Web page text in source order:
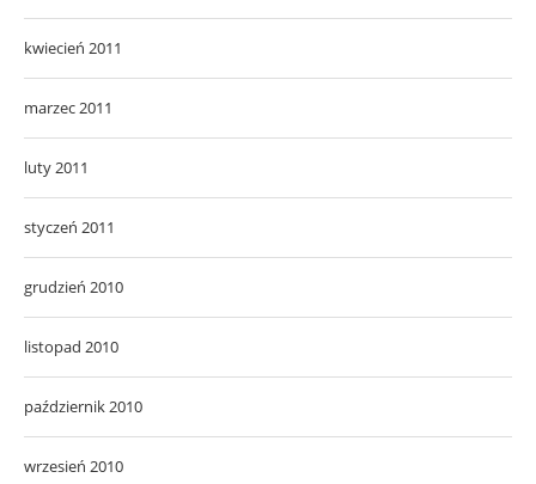
kwiecień 2011
marzec 2011
luty 2011
styczeń 2011
grudzień 2010
listopad 2010
październik 2010
wrzesień 2010